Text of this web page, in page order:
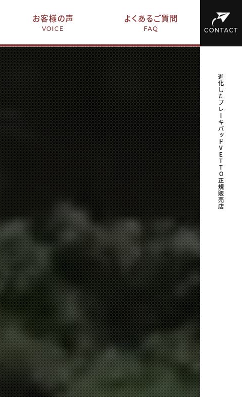
お客様の声
VOICE
よくあるご質問
FAQ CONTACT
進化したブレーキパッドVETTO正規販売店